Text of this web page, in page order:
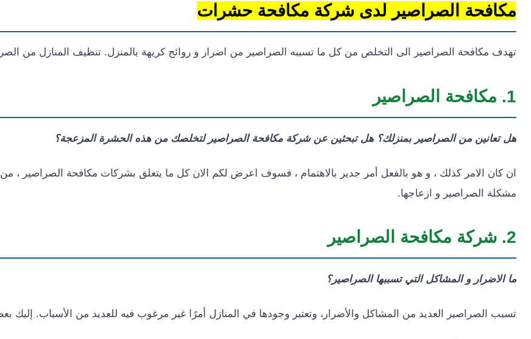
مكافحة الصراصير لدى شركة مكافحة حشرات
تهدف مكافحة الصراصير الى التخلص من كل ما تسببه الصراصير من اضرار و روائح كريهة بالمنزل. تنظيف المنازل من
1. مكافحة الصراصير
هل تعانين من الصراصير بمنزلك؟ هل تبحثين عن شركة مكافحة الصراصير لتخلصك من هذه الحشرة المزعجة؟
ان كان الامر كذلك ، و هو بالفعل أمر جدير بالاهتمام ، فسوف اعرض لكم الان كل ما يتعلق بشركات مكافحة الصراصير ،
مشكلة الصراصير و ازعاجها.
2. شركة مكافحة الصراصير
ما الاضرار و المشاكل التي تسببها الصراصير؟
تسبب الصراصير العديد من المشاكل والأضرار، وتعتبر وجودها في المنازل أمرًا غير مرغوب فيه للعديد من الأسباب. إليك